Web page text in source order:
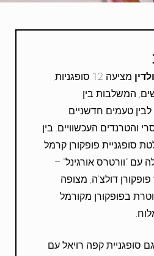
מציעה 12 סופגניות,
חדשים, המשלבות בין
טעמים חדשניים
והטרנדים העכשוויים. בין
סופגניית פופקורן קרמל
עם "וורטרס אורגינל" –
פופקורן דולצ'ה, מצופה
בפופקורן מקורמל
סופגניית קפה רויאל עם